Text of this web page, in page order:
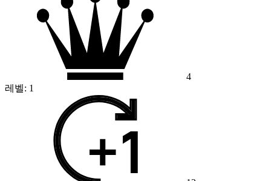
4
레벨: 1